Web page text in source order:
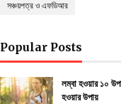
সঞ্চয়পত্র ও এফডিআর
Popular Posts
লম্বা হওয়ার ১০
হওয়ার উপায়